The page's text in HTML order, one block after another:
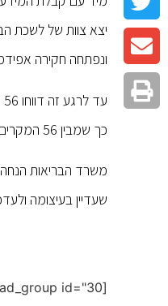
יצא צוות של לשכת
ונפתחה חקירה
כך שמבין 56 המקרים, 20 מקרים דווחו לאחר שרופאת הנפה פנתה אליהם באופן יזום.
משרד הבריאות
שעדיין בעיצומה
[the_ad_group id="30"]